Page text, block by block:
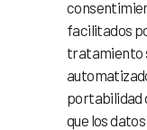
facilitados
tratamiento
portabilidad
que los